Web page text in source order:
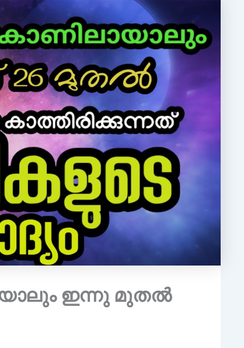
ഇന്നു മുതൽ